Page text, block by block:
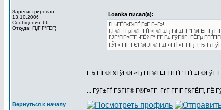
Зарегистрирован:
13.10.2006
Сообщения: 66
Откуда: ГЏГ Г°ГЁГ¦
Loanka писал(а):
ГЊГЁГ«Г»ГҐ Г¤Г Г¬Г»!
Г‚Г®ГІ ГµГ®ГІГҐГ«Г®Г±Гј
ГЈГ°ГіГ¤ГїГ¬ГЁ? Г“ Г­Г Г± ГўГ®ГІ ГЁГµ
ГЎГ» ГІГ ГЄГ®ГЈГ® Г±Г¤ГҐГ«Г ГІГј. ГЂ Гі
ГЂ ГЇГ®Г§ГўГ®Г«Гј ГЇГ®ГЁГ­ГІГҐГ°ГҐГ±Г®ГўГ
... ГўГ±ГҐ ГЅГІГ® Г®Г¤Г­Г ГґГ Г­ГІГ Г§ГЁГї, ГЁ
Вернуться к началу